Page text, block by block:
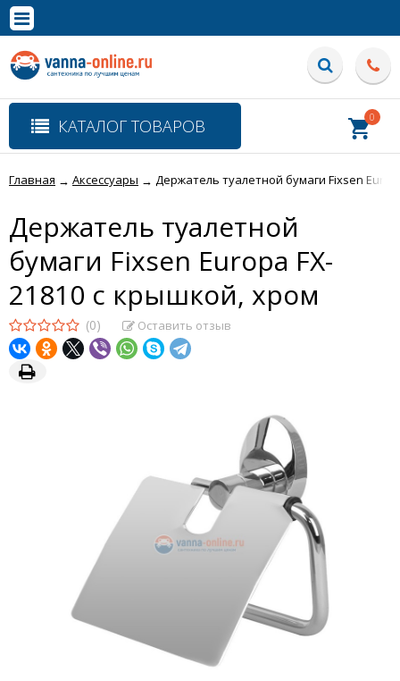
Полная версия сайта
КАТАЛОГ ТОВАРОВ 0
Главная → Аксессуары → Держатель туалетной бумаги Fixsen
Держатель туалетной
бумаги Fixsen Europa FX-
21810 с крышкой, хром
(0) Оставить отзыв